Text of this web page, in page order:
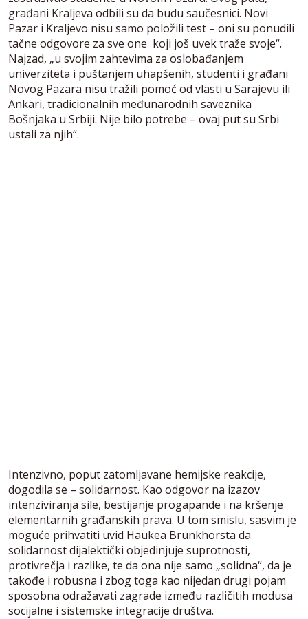
građani Kraljeva odbili su da budu saučesnici. Novi
Pazar i Kraljevo nisu samo položili test – oni su ponudili
tačne odgovore za sve one koji još uvek traže svoje“.
Najzad, „u svojim zahtevima za oslobađanjem
univerziteta i puštanjem uhapšenih, studenti i građani
Novog Pazara nisu tražili pomoć od vlasti u Sarajevu ili
Ankari, tradicionalnih međunarodnih saveznika
Bošnjaka u Srbiji. Nije bilo potrebe – ovaj put su Srbi
ustali za njih“.
Intenzivno, poput zatomljavane hemijske reakcije,
dogodila se – solidarnost. Kao odgovor na izazov
intenziviranja sile, bestijanje progapande i na kršenje
elementarnih građanskih prava. U tom smislu, sasvim je
moguće prihvatiti uvid Haukea Brunkhorsta da
solidarnost dijalektički objedinjuje suprotnosti,
protivrečja i razlike, te da ona nije samo „solidna“, da je
takođe i robusna i zbog toga kao nijedan drugi pojam
sposobna odražavati zagrade između različitih modusa
socijalne i sistemske integracije društva.